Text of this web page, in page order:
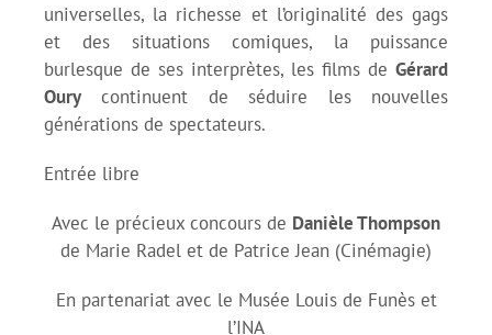
universelles, la richesse et l’originalité des gags
et des situations comiques, la puissance
burlesque de ses interprètes, les films deGérard
Ourycontinuent de séduire les nouvelles
générations de spectateurs.
Entrée libre
Avec le précieux concours de Danièle Thompson
de Marie Radel et de Patrice Jean (Cinémagie)
En partenariat avec le Musée Louis de Funès et
l’INA